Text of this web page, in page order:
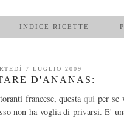
INDICE RICETTE
7 LUGLIO 2009
D'ANANAS:
francese, questaqui per se
non ha voglia di privarsi. E'